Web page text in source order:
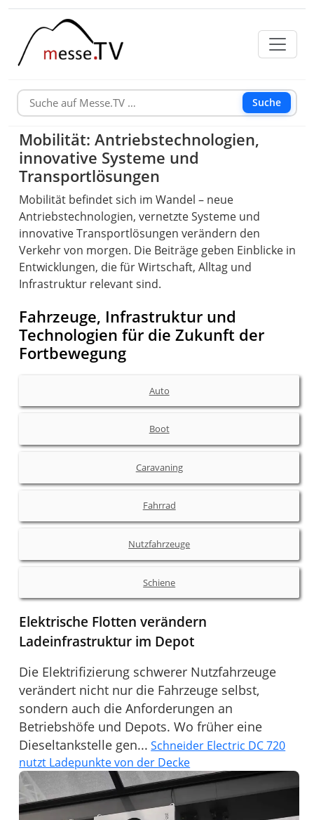
Suche
Mobilität: Antriebstechnologien,
innovative Systeme und
Transportlösungen
Mobilität befindet sich im Wandel – neue
Antriebstechnologien, vernetzte Systeme und
innovative Transportlösungen verändern den
Verkehr von morgen. Die Beiträge geben Einblicke in
Entwicklungen, die für Wirtschaft, Alltag und
Infrastruktur relevant sind.
Fahrzeuge, Infrastruktur und
Technologien für die Zukunft der
Fortbewegung
Auto
Boot
Caravaning
Fahrrad
Nutzfahrzeuge
Schiene
Elektrische Flotten verändern
Ladeinfrastruktur im Depot
Die Elektrifizierung schwerer Nutzfahrzeuge
verändert nicht nur die Fahrzeuge selbst,
sondern auch die Anforderungen an
Betriebshöfe und Depots. Wo früher eine
Dieseltankstelle gen... Schneider Electric DC 720
nutzt Ladepunkte von der Decke